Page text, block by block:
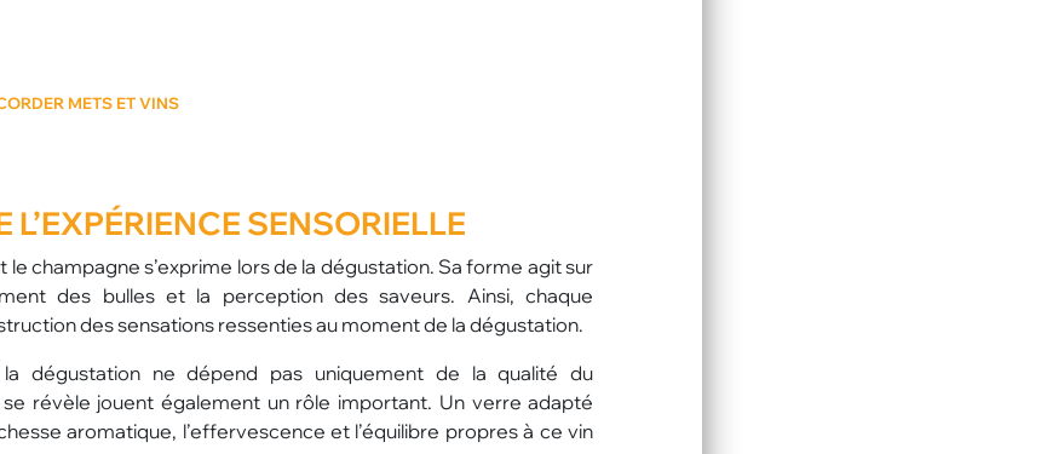
METS ET VINS
SENSORIELLE
champagne s’exprime lors de la dégustation. Sa forme agit sur
des bulles et la perception des saveurs. Ainsi, chaque
des sensations ressenties au moment de la dégustation.
dégustation ne dépend pas uniquement de la qualité du
révèle jouent également un rôle important. Un verre adapté
aromatique, l’effervescence et l’équilibre propres à ce vin